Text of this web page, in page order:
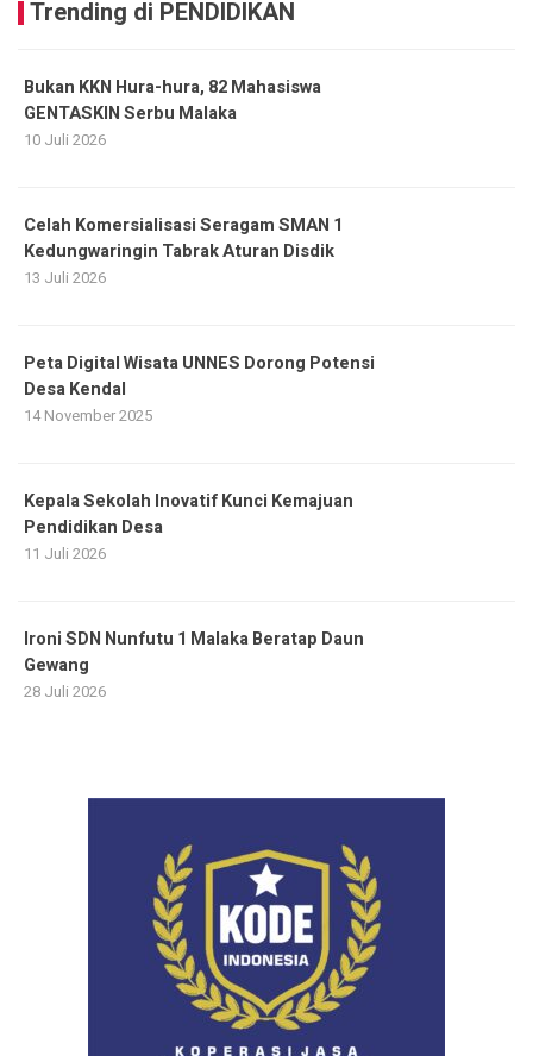
Trending di PENDIDIKAN
Bukan KKN Hura-hura, 82 Mahasiswa
GENTASKIN Serbu Malaka
10 Juli 2026
Celah Komersialisasi Seragam SMAN 1
Kedungwaringin Tabrak Aturan Disdik
13 Juli 2026
Peta Digital Wisata UNNES Dorong Potensi
Desa Kendal
14 November 2025
Kepala Sekolah Inovatif Kunci Kemajuan
Pendidikan Desa
11 Juli 2026
Ironi SDN Nunfutu 1 Malaka Beratap Daun
Gewang
28 Juli 2026